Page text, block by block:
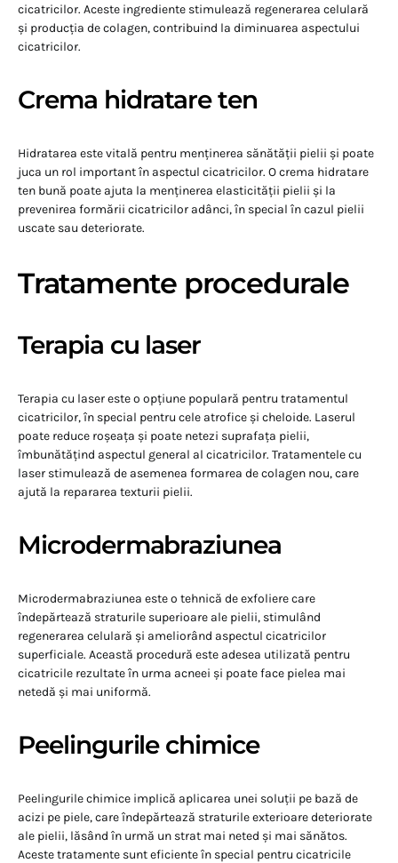
cicatricilor. Aceste ingrediente stimulează regenerarea celulară
și producția de colagen, contribuind la diminuarea aspectului
cicatricilor.
Crema hidratare ten
Hidratarea este vitală pentru menținerea sănătății pielii și poate
juca un rol important în aspectul cicatricilor. O crema hidratare
ten bună poate ajuta la menținerea elasticității pielii și la
prevenirea formării cicatricilor adânci, în special în cazul pielii
uscate sau deteriorate.
Tratamente procedurale
Terapia cu laser
Terapia cu laser este o opțiune populară pentru tratamentul
cicatricilor, în special pentru cele atrofice și cheloide. Laserul
poate reduce roșeața și poate netezi suprafața pielii,
îmbunătățind aspectul general al cicatricilor. Tratamentele cu
laser stimulează de asemenea formarea de colagen nou, care
ajută la repararea texturii pielii.
Microdermabraziunea
Microdermabraziunea este o tehnică de exfoliere care
îndepărtează straturile superioare ale pielii, stimulând
regenerarea celulară și ameliorând aspectul cicatricilor
superficiale. Această procedură este adesea utilizată pentru
cicatricile rezultate în urma acneei și poate face pielea mai
netedă și mai uniformă.
Peelingurile chimice
Peelingurile chimice implică aplicarea unei soluții pe bază de
acizi pe piele, care îndepărtează straturile exterioare deteriorate
ale pielii, lăsând în urmă un strat mai neted și mai sănătos.
Aceste tratamente sunt eficiente în special pentru cicatricile